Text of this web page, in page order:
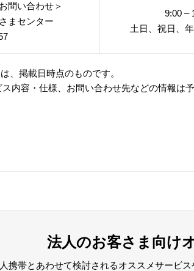
問い合わせ＞
まセンター
9:00 –
土日、祝日、
、掲載日時点のものです。
内容・仕様、お問い合わせ先などの情報は
法人のお客さま向け
携帯とあわせて検討されるオススメサービス